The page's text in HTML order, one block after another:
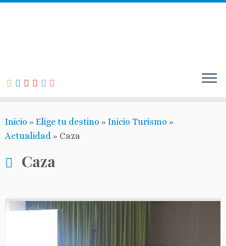
Inicio » Elige tu destino » Inicio Turismo »
Actualidad » Caza
Caza